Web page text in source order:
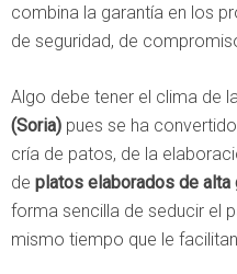
combina la garantía en los
de seguridad, de
Algo debe tener el clima de
(Soria) pues se ha
cría de patos, de la
de platos elaborados de alta
forma sencilla de seducir el
mismo tiempo que le